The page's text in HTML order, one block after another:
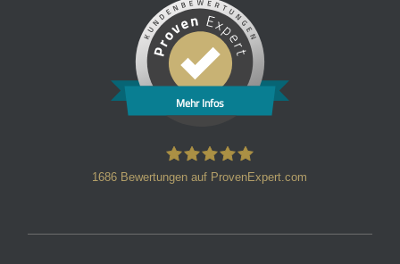
Mehr Infos
1686 Bewertungen auf ProvenExpert.com